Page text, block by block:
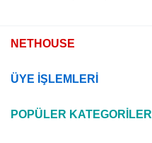
NETHOUSE
ÜYE İŞLEMLERİ
POPÜLER KATEGORİLER